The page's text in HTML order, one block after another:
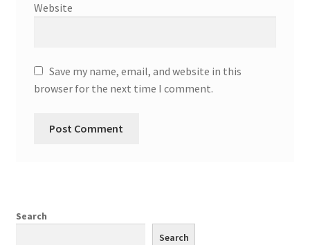
Website
Save my name, email, and website in this
browser for the next time I comment.
Search
Search